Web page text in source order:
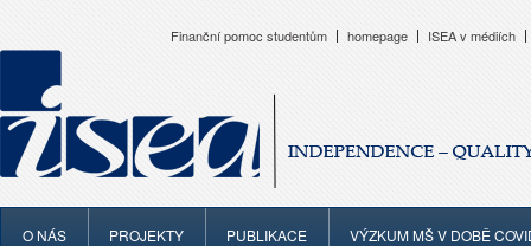
Finanční pomoc studentům homepage ISEA v médiích
O NÁS PROJEKTY PUBLIKACE VÝZKUM MŠ V DOBĚ